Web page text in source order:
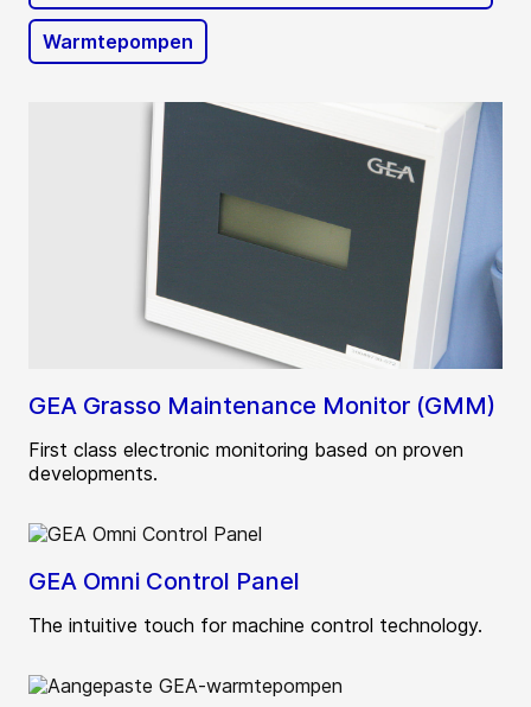
Warmtepompen
GEA Grasso Maintenance Monitor (GMM)
First class electronic monitoring based on proven
developments.
GEA Omni Control Panel
The intuitive touch for machine control technology.